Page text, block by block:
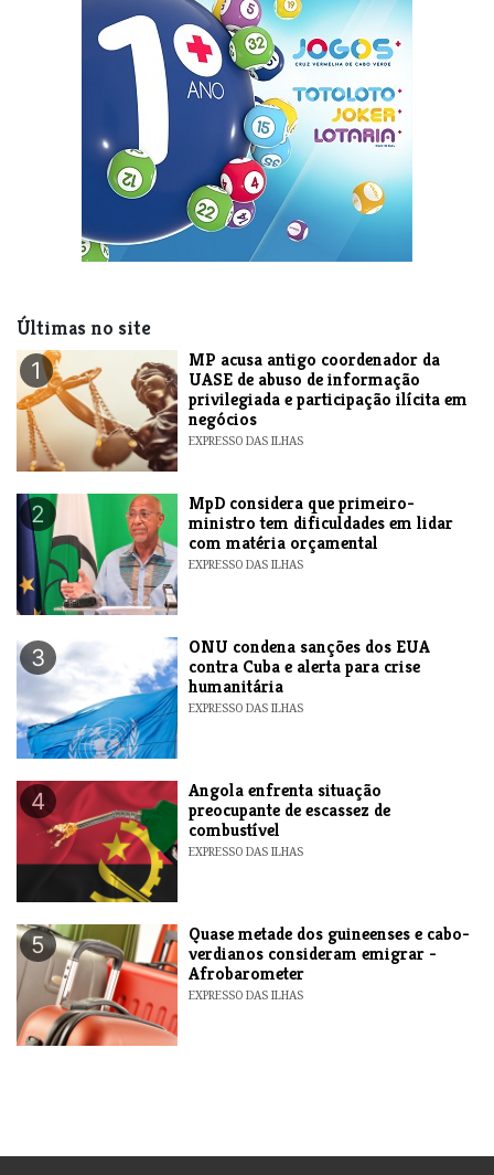
Últimas no site
1
MP acusa antigo coordenador da
UASE de abuso de informação
privilegiada e participação ilícita em
negócios
EXPRESSO DAS ILHAS
2
MpD considera que primeiro-
ministro tem dificuldades em lidar
com matéria orçamental
EXPRESSO DAS ILHAS
3
ONU condena sanções dos EUA
contra Cuba e alerta para crise
humanitária
EXPRESSO DAS ILHAS
4
Angola enfrenta situação
preocupante de escassez de
combustível
EXPRESSO DAS ILHAS
5
Quase metade dos guineenses e cabo-
verdianos consideram emigrar -
Afrobarometer
EXPRESSO DAS ILHAS